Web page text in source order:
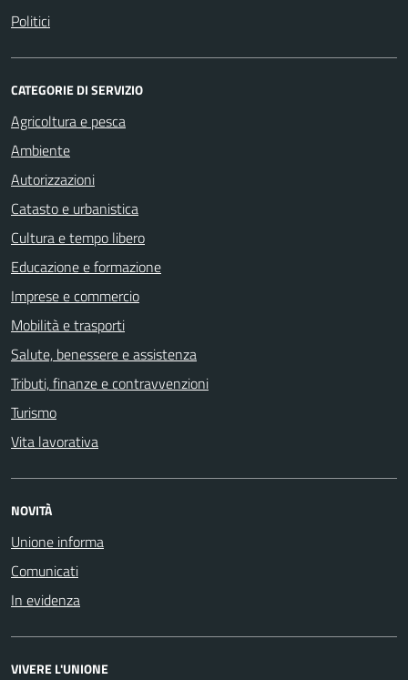
Politici
CATEGORIE DI SERVIZIO
Agricoltura e pesca
Ambiente
Autorizzazioni
Catasto e urbanistica
Cultura e tempo libero
Educazione e formazione
Imprese e commercio
Mobilità e trasporti
Salute, benessere e assistenza
Tributi, finanze e contravvenzioni
Turismo
Vita lavorativa
NOVITÀ
Unione informa
Comunicati
In evidenza
VIVERE L'UNIONE